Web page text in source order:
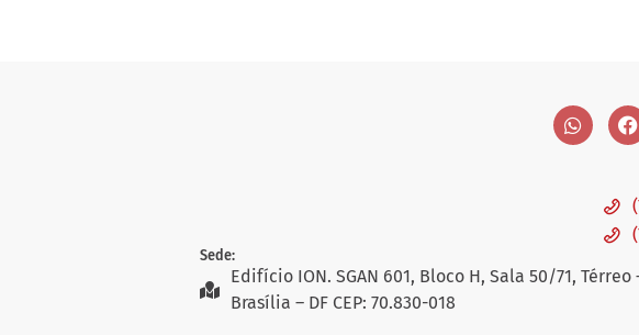
Sede:
Edifício ION. SGAN 601, Bloco H, Sala 50/71, Térreo
Brasília – DF CEP: 70.830-018